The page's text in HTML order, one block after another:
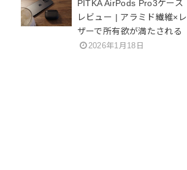
PITKA AirPods Pro3ケース
レビュー | アラミド繊維×レ
ザーで所有欲が満たされる
2026年1月18日